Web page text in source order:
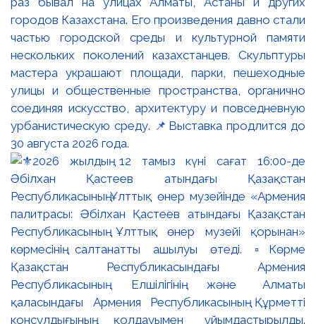
городов Казахстана. Его произведения давно стали
частью городской среды и культурной памяти
нескольких поколений казахстанцев. Скульптуры
мастера украшают площади, парки, пешеходные
улицы и общественные пространства, органично
соединяя искусство, архитектуру и повседневную
урбанистическую среду. 📌Выставка продлится до
30 августа 2026 года.